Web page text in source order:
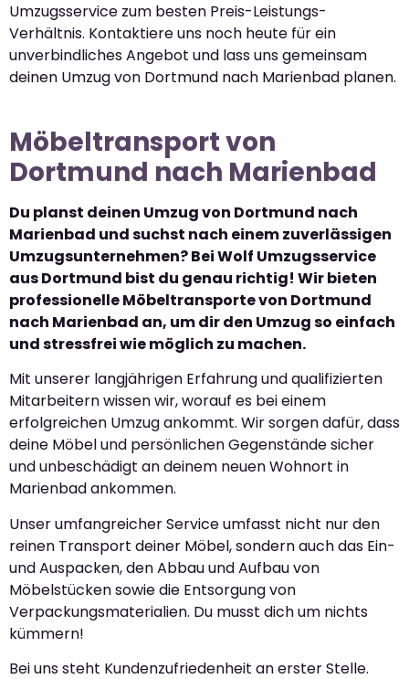
Umzugsservice zum besten Preis-Leistungs-
Verhältnis. Kontaktiere uns noch heute für ein
unverbindliches Angebot und lass uns gemeinsam
deinen Umzug von Dortmund nach Marienbad planen.
Möbeltransport von
Dortmund nach Marienbad
Du planst deinen Umzug von Dortmund nach
Marienbad und suchst nach einem zuverlässigen
Umzugsunternehmen? Bei Wolf Umzugsservice
aus Dortmund bist du genau richtig! Wir bieten
professionelle Möbeltransporte von Dortmund
nach Marienbad an, um dir den Umzug so einfach
und stressfrei wie möglich zu machen.
Mit unserer langjährigen Erfahrung und qualifizierten
Mitarbeitern wissen wir, worauf es bei einem
erfolgreichen Umzug ankommt. Wir sorgen dafür, dass
deine Möbel und persönlichen Gegenstände sicher
und unbeschädigt an deinem neuen Wohnort in
Marienbad ankommen.
Unser umfangreicher Service umfasst nicht nur den
reinen Transport deiner Möbel, sondern auch das Ein-
und Auspacken, den Abbau und Aufbau von
Möbelstücken sowie die Entsorgung von
Verpackungsmaterialien. Du musst dich um nichts
kümmern!
Bei uns steht Kundenzufriedenheit an erster Stelle.